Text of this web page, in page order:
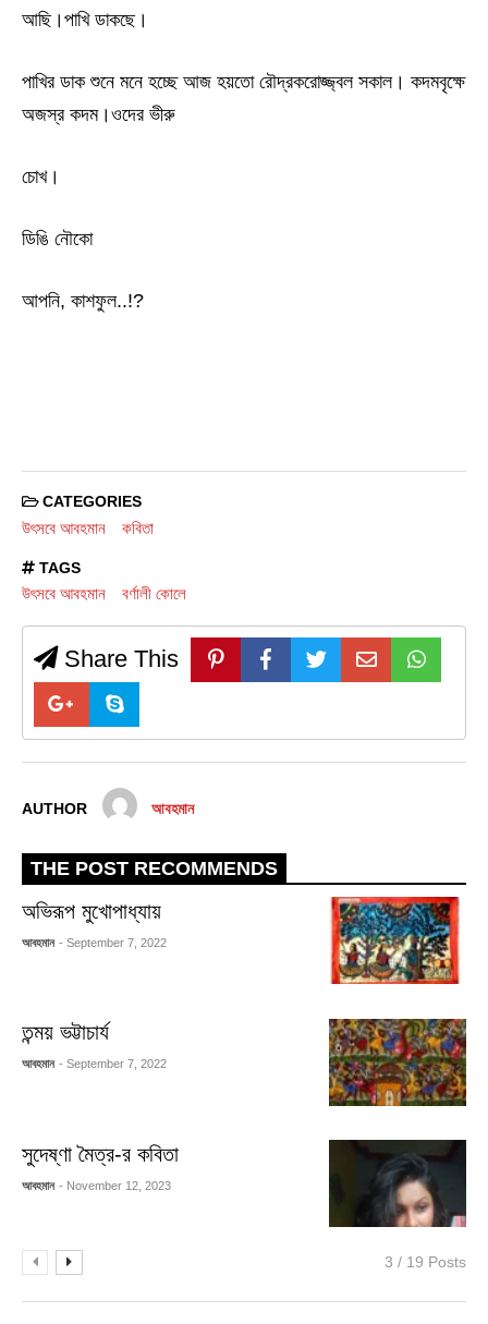
আছি।পাখি ডাকছে।
পাখির ডাক শুনে মনে হচ্ছে আজ হয়তো রৌদ্রকরোজ্জ্বল সকাল। কদমবৃক্ষে
অজস্র কদম।ওদের ভীরু
চোখ।
ডিঙি নৌকো
আপনি, কাশফুল..!?
CATEGORIES
উৎসবে আবহমান কবিতা
TAGS
উৎসবে আবহমান বর্ণালী কোলে
Share This
AUTHOR আবহমান
THE POST RECOMMENDS
অভিরূপ মুখোপাধ্যায়
আবহমান - September 7, 2022
তন্ময় ভট্টাচার্য
আবহমান - September 7, 2022
সুদেষ্ণা মৈত্র-র কবিতা
আবহমান - November 12, 2023
3 / 19 Posts